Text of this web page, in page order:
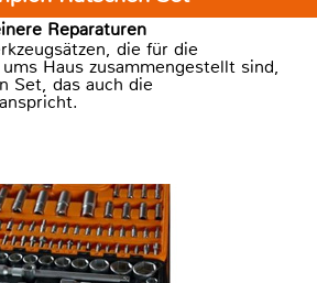
Reparaturen
die für die
Haus zusammengestellt sind,
Set, das auch die